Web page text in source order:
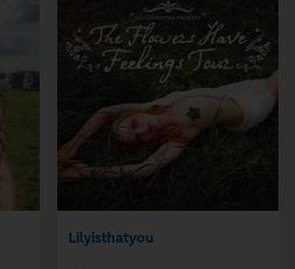
Lilyisthatyou